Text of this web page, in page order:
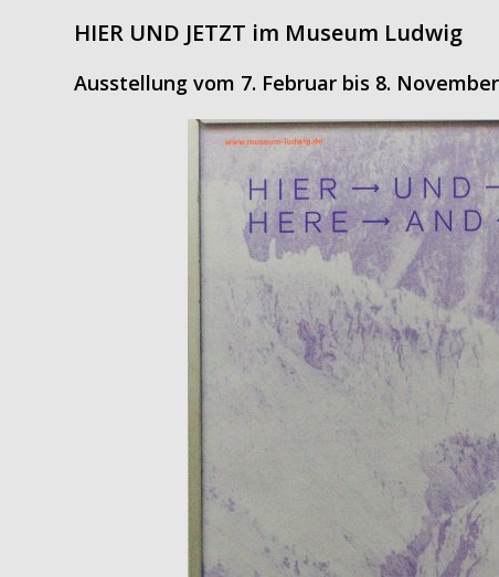
HIER UND JETZT im Museum Ludwig
Ausstellung vom 7. Februar bis 8.